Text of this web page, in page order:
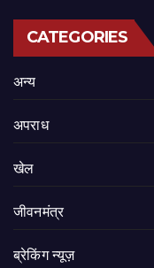
CATEGORIES
अन्य
अपराध
खेल
जीवनमंत्र
ब्रेकिंग न्यूज़